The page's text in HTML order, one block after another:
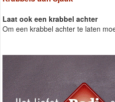
Laat ook een krabbel achter
Om een krabbel achter te laten